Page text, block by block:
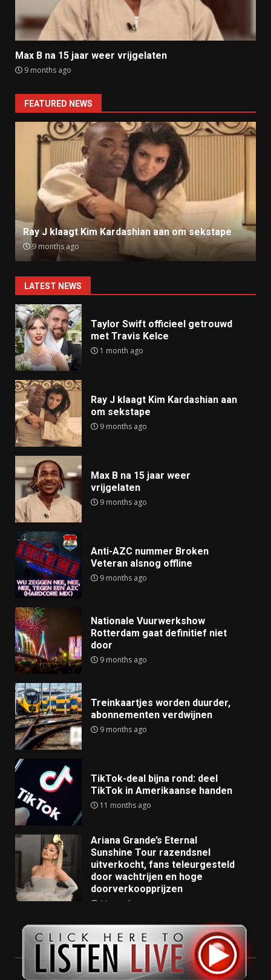
Max B na 15 jaar weer vrijgelaten
9 months ago
FEATURED NEWS
Ray J klaagt Kim Kardashian aan om sekstape
9 months ago
LATEST NEWS
Taylor Swift officieel getrouwd
met Travis Kelce
1 month ago
Ray J klaagt Kim Kardashian aan
om sekstape
9 months ago
Max B na 15 jaar weer
vrijgelaten
9 months ago
Anti-AZC nummer Broken
Veteran alsnog offline
9 months ago
Nationale Vuurwerkshow
Rotterdam gaat definitief niet
door
9 months ago
Treinkaartjes worden duurder,
abonnementen verdwijnen
9 months ago
TikTok-deal bijna rond: deel
TikTok in Amerikaanse handen
11 months ago
Ariana Grande’s Eternal
Sunshine Tour razendsnel
uitverkocht, fans teleurgesteld
door wachtrijen en hoge
doorverkoopprijzen
11 months ago